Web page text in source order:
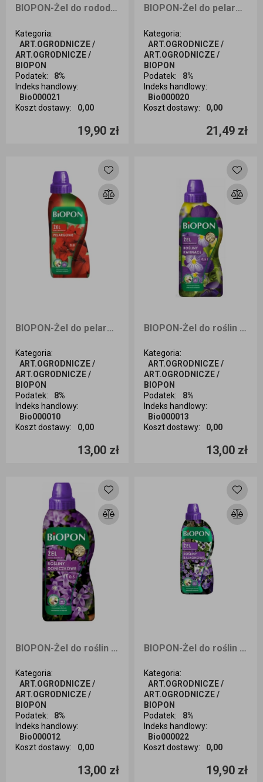
BIOPON-Żel do rododendron azalia 1 l
Kategoria:
ART.OGRODNICZE /
ART.OGRODNICZE /
BIOPON
Podatek:
8%
Indeks handlowy:
Bio000021
Koszt dostawy: 0,00
19,90 zł
Ilość sztuk
BIOPON-Żel do pelargonii 1 l
Kategoria:
ART.OGRODNICZE /
ART.OGRODNICZE /
BIOPON
Podatek:
8%
Indeks handlowy:
Bio000020
Koszt dostawy: 0,00
21,49 zł
Ilość sztuk
BIOPON-Żel do pelargonii 0,5 l
Kategoria:
ART.OGRODNICZE /
ART.OGRODNICZE /
BIOPON
Podatek:
8%
Indeks handlowy:
Bio000010
Koszt dostawy: 0,00
13,00 zł
Ilość sztuk
BIOPON-Żel do roślin kwitnących 0,5 l
Kategoria:
ART.OGRODNICZE /
ART.OGRODNICZE /
BIOPON
Podatek:
8%
Indeks handlowy:
Bio000013
Koszt dostawy: 0,00
13,00 zł
Ilość sztuk
BIOPON-Żel do roślin doniczkowych 0,5 l
Kategoria:
ART.OGRODNICZE /
ART.OGRODNICZE /
BIOPON
Podatek:
8%
Indeks handlowy:
Bio000012
Koszt dostawy: 0,00
13,00 zł
Ilość sztuk
BIOPON-Żel do roślin balkonowych 1 l
Kategoria:
ART.OGRODNICZE /
ART.OGRODNICZE /
BIOPON
Podatek:
8%
Indeks handlowy:
Bio000022
Koszt dostawy: 0,00
19,90 zł
Ilość sztuk